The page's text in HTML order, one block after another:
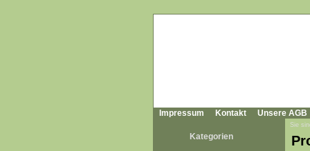
Impressum Kontakt Unsere AGB
Kategorien
Sie